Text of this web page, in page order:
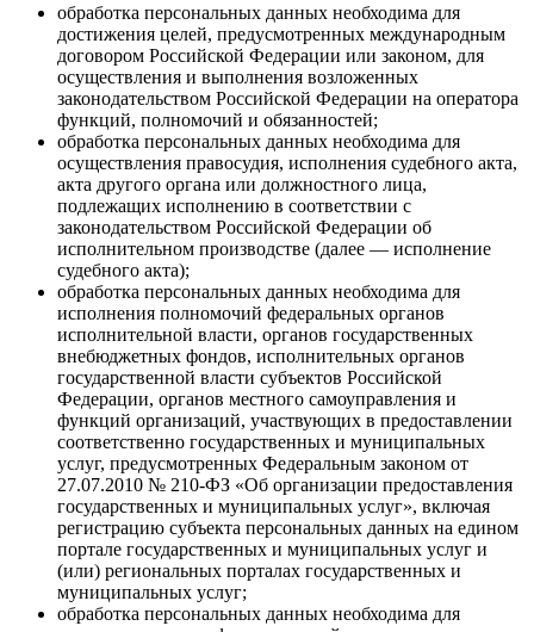
обработка персональных данных необходима для
достижения целей, предусмотренных международным
договором Российской Федерации или законом, для
осуществления и выполнения возложенных
законодательством Российской Федерации на оператора
функций, полномочий и обязанностей;
обработка персональных данных необходима для
осуществления правосудия, исполнения судебного акта,
акта другого органа или должностного лица,
подлежащих исполнению в соответствии с
законодательством Российской Федерации об
исполнительном производстве (далее — исполнение
судебного акта);
обработка персональных данных необходима для
исполнения полномочий федеральных органов
исполнительной власти, органов государственных
внебюджетных фондов, исполнительных органов
государственной власти субъектов Российской
Федерации, органов местного самоуправления и
функций организаций, участвующих в предоставлении
соответственно государственных и муниципальных
услуг, предусмотренных Федеральным законом от
27.07.2010 № 210-ФЗ «Об организации предоставления
государственных и муниципальных услуг», включая
регистрацию субъекта персональных данных на едином
портале государственных и муниципальных услуг и
(или) региональных порталах государственных и
муниципальных услуг;
обработка персональных данных необходима для